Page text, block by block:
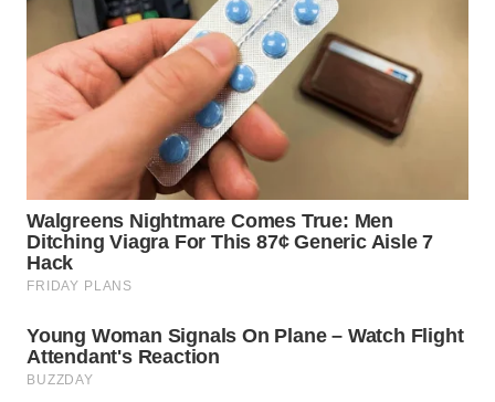
SUMSEL
WN
BENGKULU
LAMPUNG
WN
JATENG
NUSANTARA